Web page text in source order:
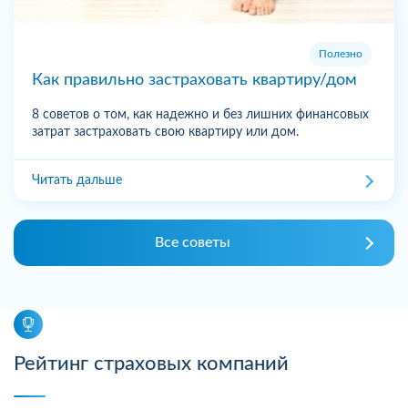
Полезно
Как правильно застраховать квартиру/дом
8 советов о том, как надежно и без лишних финансовых
затрат застраховать свою квартиру или дом.
Читать дальше
Все советы
Рейтинг страховых компаний